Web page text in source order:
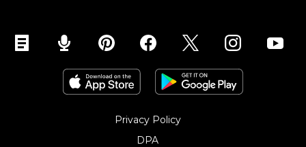
Privacy Policy
DPA